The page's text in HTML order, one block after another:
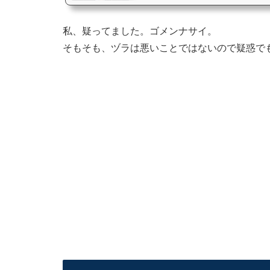
私、疑ってました。ゴメンナサイ。
そもそも、ヅラは悪いことではないので疑惑で